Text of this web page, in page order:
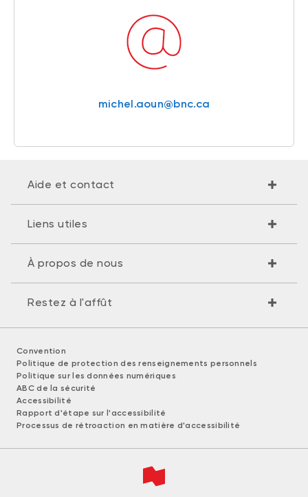
michel.aoun@bnc.ca
Aide et contact
Liens utiles
À propos de nous
Restez à l'affût
Convention
Politique de protection des renseignements personnels
Politique sur les données numériques
ABC de la sécurité
Accessibilité
Rapport d'étape sur l'accessibilité
Processus de rétroaction en matière d'accessibilité